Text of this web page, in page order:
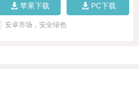
苹果下载 PC下载
安卓市场，安全绿色